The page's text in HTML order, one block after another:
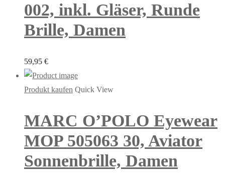
002, inkl. Gläser, Runde
Brille, Damen
59,95 €
Produkt kaufen Quick View
MARC O’POLO Eyewear
MOP 505063 30, Aviator
Sonnenbrille, Damen